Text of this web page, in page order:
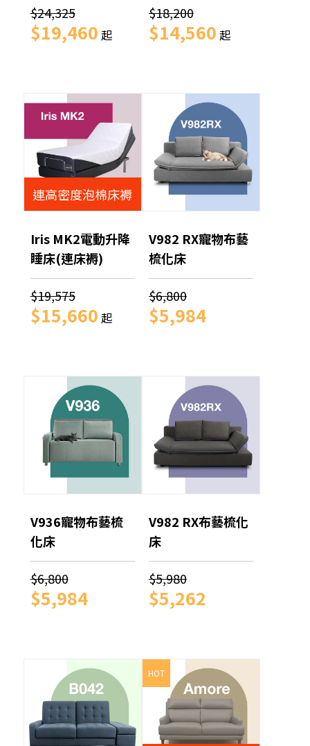
$24,325
$19,460 起
$18,200
$14,560 起
連高密度泡棉床褥
Iris MK2電動升降
睡床(連床褥)
$19,575
$15,660 起
V982 RX寵物布藝
梳化床
$6,800
$5,984
V936寵物布藝梳
化床
$6,800
$5,984
V982 RX布藝梳化
床
$5,980
$5,262
HOT